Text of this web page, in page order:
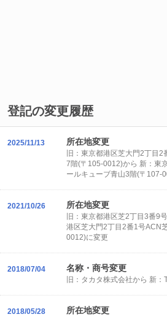
登記の変更履歴
2025/11/13 所在地変更
旧：東京都港区芝大門2丁目
7階(〒105-0012)から 新：東
ールキューブ青山3階(〒107-
2021/10/26 所在地変更
旧：東京都港区芝2丁目3番9
港区芝大門2丁目2番1号ACN
0012)に変更
2018/07/04 名称・商号変更
旧：タカタ株式会社から 新
2018/05/28 所在地変更